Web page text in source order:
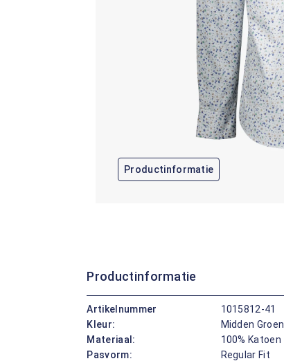
Productinformatie
Productinformatie
Artikelnummer
1015812-41
Kleur:
Midden Groen
Materiaal:
100% Katoen
Pasvorm:
Regular Fit